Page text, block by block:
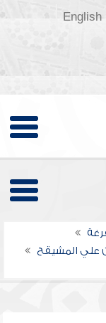
English
علي المشيقح